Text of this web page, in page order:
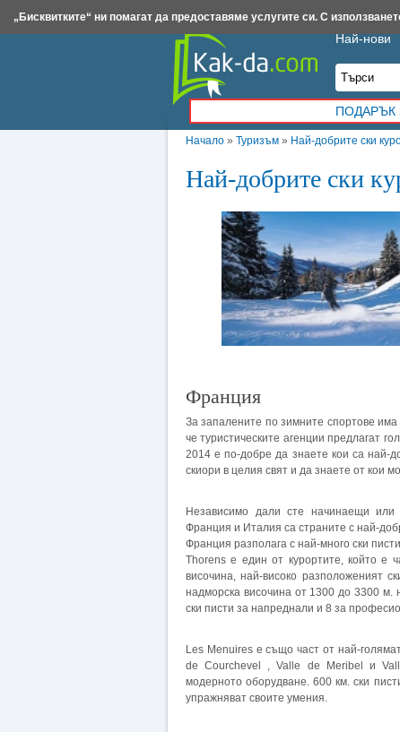
Начало » Туризъм » Най-добрите ски
Най-добрите ски
Франция
За запалените по зимните спортове
че туристическите агенции предлагат
2014 е по-добре да знаете кои са най-
скиори в целия свят и да знаете от кои
Независимо дали сте начинаещи
Франция и Италия са страните с най-
Франция разполага с най-много ски
Thorens е един от курортите, който е
височина, най-високо разположеният
надморска височина от 1300 до 3300 м.
ски писти за напреднали и 8 за
Les Menuires е също част от най-
de Courchevel , Valle de Meribel и
модерното оборудване. 600 км. ски
упражняват своите умения.
Най-нови
ПОДАРЪК
Insert.bg Framar.bg Kak-da.com Iztochnik.com BauBau.bg NewAge.bg
„Бисквитките“ ни помагат да предоставяме услугите си. С